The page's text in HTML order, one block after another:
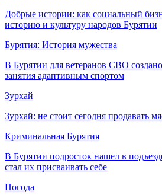
Добрые истории: как социальный
историю и культуру народов Бурятии
Бурятия: История мужества
В Бурятии для ветеранов СВО
занятия адаптивным спортом
Зурхай
Зурхай: не стоит сегодня продавать
Криминальная Бурятия
В Бурятии подросток нашел в
стал их присваивать себе
Погода